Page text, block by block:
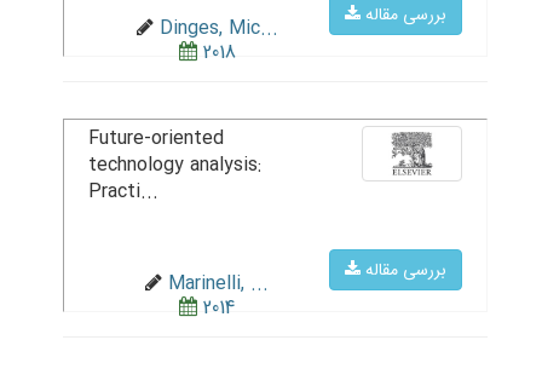
بررسی مقاله
Dinges, Mic...
2018
بررسی مقاله
Future-oriented
technology analysis:
Practi...
Marinelli, ...
2014